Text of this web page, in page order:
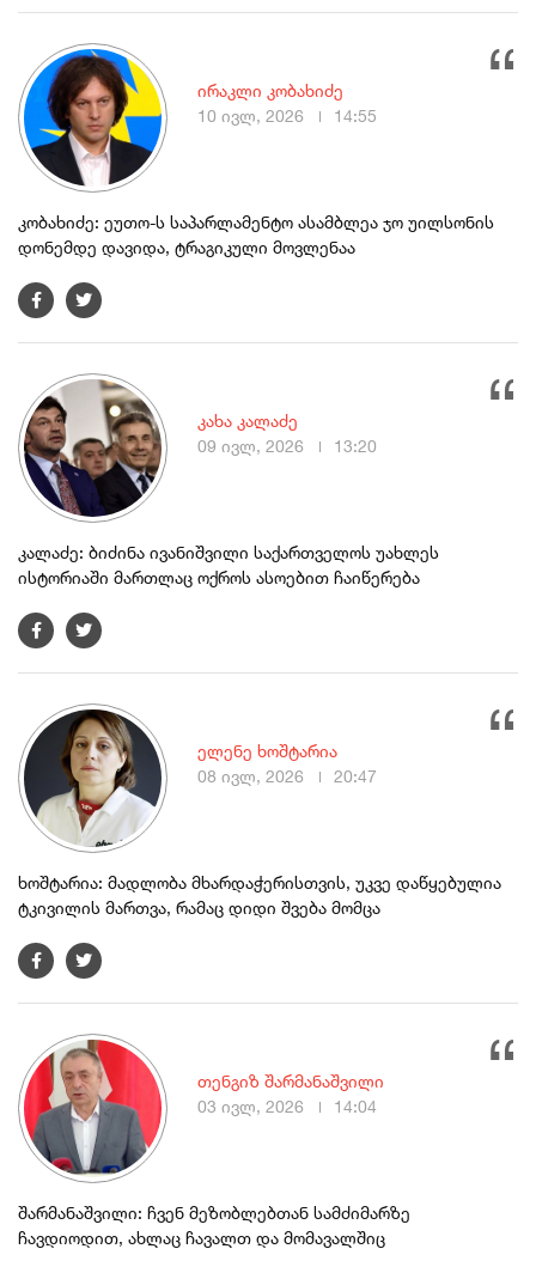
კობახიძე: ეუთო-ს საპარლამენტო ასამბლეა ჯო უილსონის
დონემდე დავიდა, ტრაგიკული მოვლენაა
ირაკლი კობახიძე
10 ივლ, 2026
14:55
კალაძე: ბიძინა ივანიშვილი საქართველოს უახლეს
ისტორიაში მართლაც ოქროს ასოებით ჩაიწერება
კახა კალაძე
09 ივლ, 2026
13:20
ხოშტარია: მადლობა მხარდაჭერისთვის, უკვე დაწყებულია
ტკივილის მართვა, რამაც დიდი შვება მომცა
ელენე ხოშტარია
08 ივლ, 2026
20:47
შარმანაშვილი: ჩვენ მეზობლებთან სამძიმარზე
ჩავდიოდით, ახლაც ჩავალთ და მომავალშიც
თენგიზ შარმანაშვილი
03 ივლ, 2026
14:04